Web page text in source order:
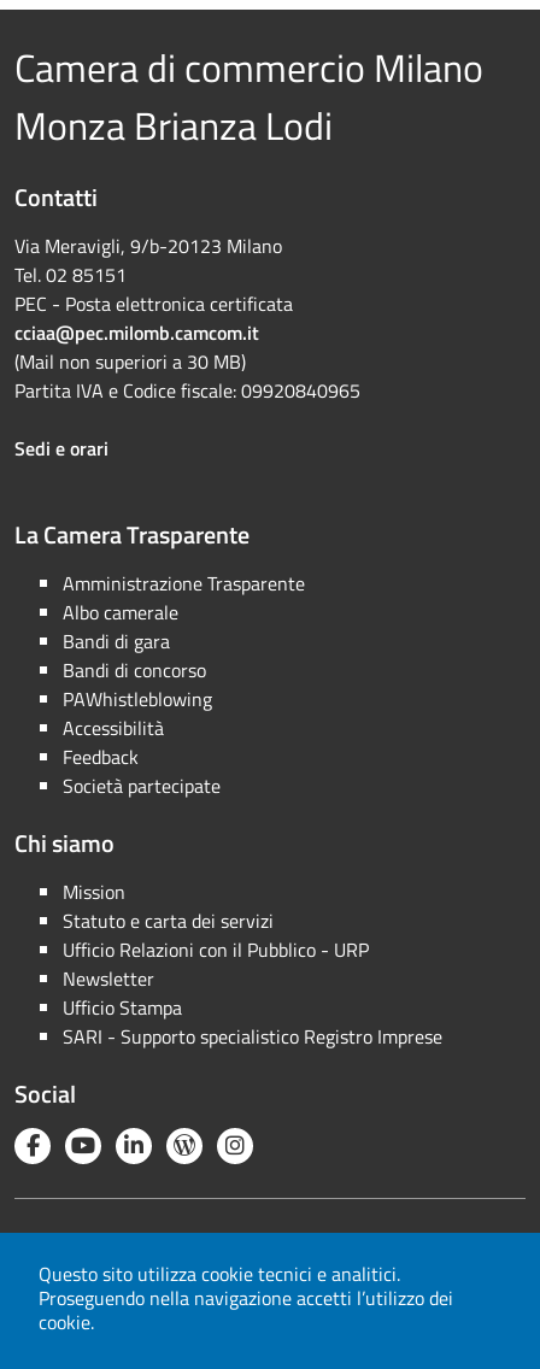
Questo sito utilizza cookie tecnici e analitici.
Proseguendo nella navigazione accetti l’utilizzo dei
cookie.
Camera di commercio Milano
Monza Brianza Lodi
Contatti
Via Meravigli, 9/b-20123 Milano
Tel. 02 85151
PEC - Posta elettronica certificata
cciaa@pec.milomb.camcom.it
(Mail non superiori a 30 MB)
Partita IVA e Codice fiscale: 09920840965
Sedi e orari
La Camera Trasparente
Amministrazione Trasparente
Albo camerale
Bandi di gara
Bandi di concorso
PAWhistleblowing
Accessibilità
Feedback
Società partecipate
Chi siamo
Mission
Statuto e carta dei servizi
Ufficio Relazioni con il Pubblico - URP
Newsletter
Ufficio Stampa
SARI - Supporto specialistico Registro Imprese
Social
Note legali
Privacy
Cookie
Mappa del sito